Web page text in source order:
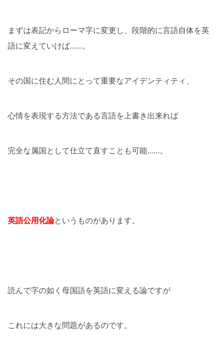
まずは表記からローマ字に変更し、段階的に言語自体を英
語に変えていけば……。
その国に住む人間にとって重要なアイデンティティ、
心情を表現する方法である言語を上書き出来れば
完全な属国として仕立て直すことも可能……。
英語公用化論というものがあります。
読んで字の如く母国語を英語に変える論ですが
これには大きな問題があるのです。